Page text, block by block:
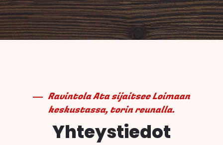
Ravintola Ata sijaitsee Loimaan
keskustassa, torin reunalla.
Yhteystiedot